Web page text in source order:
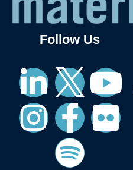
Follow Us